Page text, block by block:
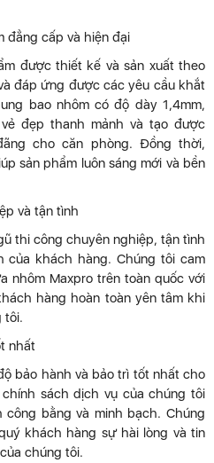
đẳng cấp và hiện đại
được thiết kế và sản xuất theo
đáp ứng được các yêu cầu khắt
bao nhôm có độ dày 1,4mm,
đẹp thanh mảnh và tạo được
cho căn phòng. Đồng thời,
sản phẩm luôn sáng mới và bền
và tận tình
thi công chuyên nghiệp, tận tình
của khách hàng. Chúng tôi cam
nhôm Maxpro trên toàn quốc với
hàng hoàn toàn yên tâm khi
tôi.
nhất
bảo hành và bảo trì tốt nhất cho
sách dịch vụ của chúng tôi
bằng và minh bạch. Chúng
khách hàng sự hài lòng và tin
chúng tôi.